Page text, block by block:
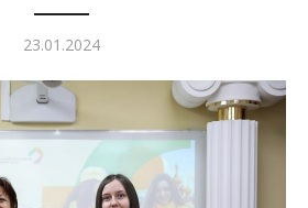
Опубликовано
23.01.2024